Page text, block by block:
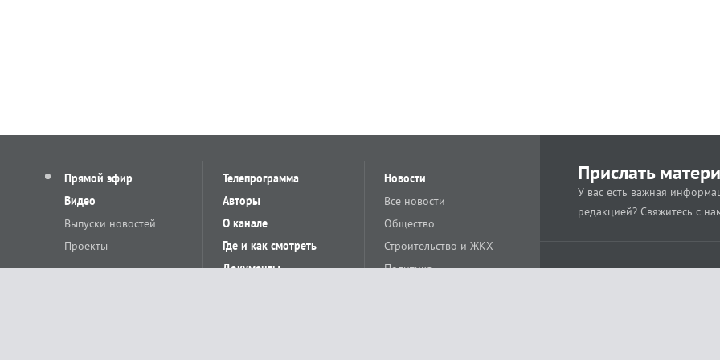
Прямой эфир
Видео
Выпуски новостей
Проекты
Телепрограмма
Авторы
О канале
Где и как смотреть
Документы
Новости
Все новости
Общество
Строительство и ЖКХ
Политика
Прислать
У вас есть важная
редакцией? Свяжитесь с